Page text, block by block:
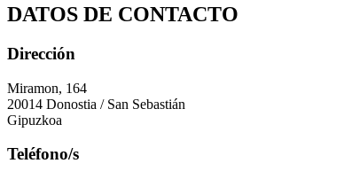
DATOS DE CONTACTO
Dirección
Miramon, 164
20014 Donostia / San Sebastián
Gipuzkoa
Teléfono/s